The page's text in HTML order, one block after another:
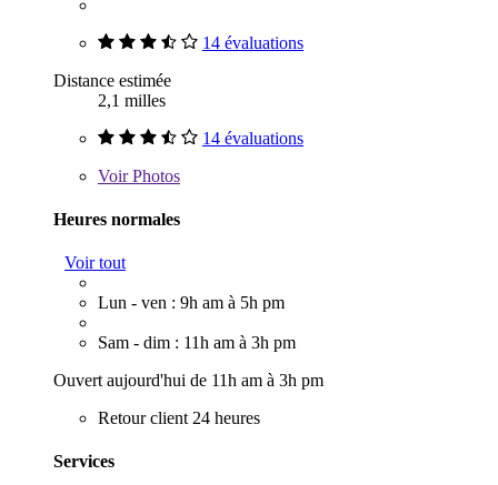
14 évaluations
Distance estimée
2,1 milles
14 évaluations
VoirPhotos
Heures normales
Voir tout
Lun - ven : 9h am à 5h pm
Sam - dim : 11h am à 3h pm
Ouvert aujourd'hui de 11h am à 3h pm
Retour client 24 heures
Services